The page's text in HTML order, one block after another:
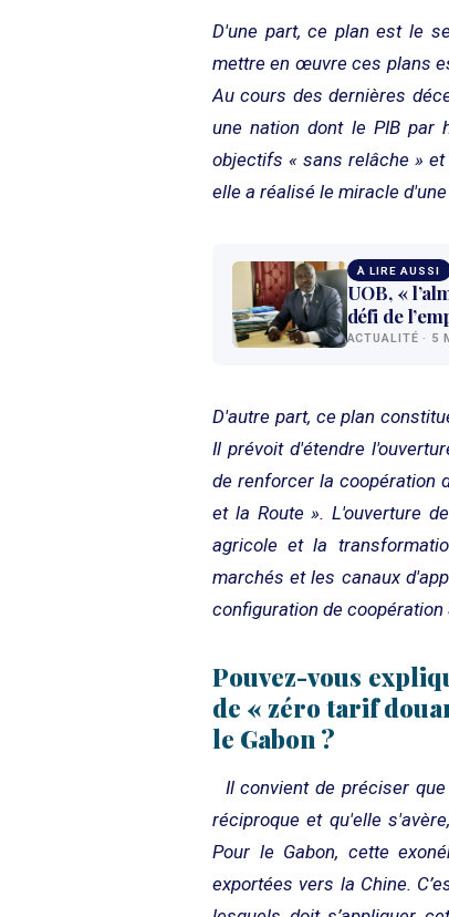
D'une part, ce plan est le
mettre en œuvre ces plans
Au cours des dernières
une nation dont le PIB par
objectifs « sans relâche »
elle a réalisé le miracle
À LIRE AUSSI
UOB, «
défi de
ACTUALITÉ · 5
D'autre part, ce plan
Il prévoit d'étendre
de renforcer la coopération
et la Route ». L'ouverture
agricole et la
marchés et les canaux
configuration de coopération
Pouvez-vous
de « zéro tarif
le Gabon ?
Il convient de préciser
réciproque et qu'elle
Pour le Gabon, cette
exportées vers la Chine.